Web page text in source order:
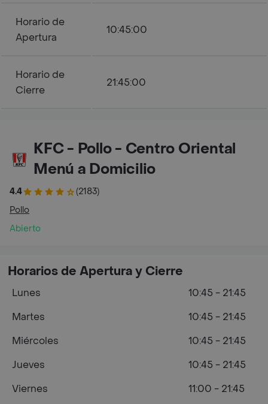
Horario de
Apertura
10:45:00
Horario de
Cierre
21:45:00
KFC - Pollo - Centro Oriental
Menú a Domicilio
4.4
(2183)
Pollo
Abierto
Horarios de Apertura y Cierre
Lunes
10:45 - 21:45
Martes
10:45 - 21:45
Miércoles
10:45 - 21:45
Jueves
10:45 - 21:45
Viernes
11:00 - 21:45